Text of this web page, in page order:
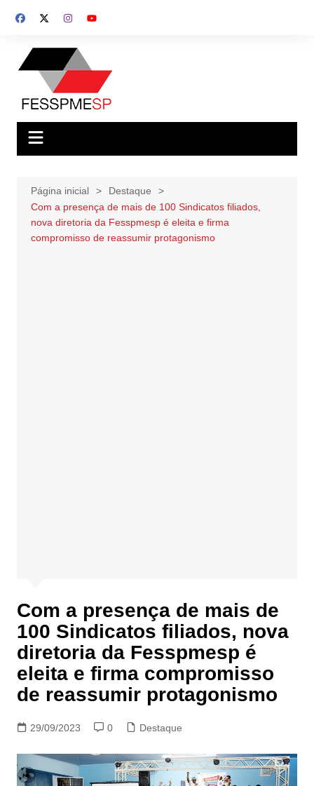
para
conteúdo
Página inicial
Destaque
Com a presença de mais de 100 Sindicatos filiados,
nova diretoria da Fesspmesp é eleita e firma
compromisso de reassumir protagonismo
Com a presença de mais de
100 Sindicatos filiados, nova
diretoria da Fesspmesp é
eleita e firma compromisso
de reassumir protagonismo
29/09/2023 0 Destaque